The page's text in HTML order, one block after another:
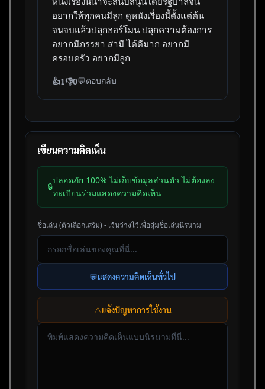
อยากให้ทุกคนมีลูก ดูหนังเรื่องนี้ตั้งแต่ต้น
จนจบแล้วปลุกฮอร์โมน ปลุกความต้องการ
อยากมีภรรยา สามี ได้ดีมาก อยากมี
ครอบครัว อยากมีลูก
👍1👎0💬ตอบกลับ
เขียนความคิดเห็น
🔒
ปลอดภัย 100% ไม่เก็บข้อมูลส่วนตัว ไม่ต้องลง
ทะเบียนร่วมแสดงความคิดเห็น
ชื่อเล่น (ตัวเลือกเสริม) - เว้นว่างไว้เพื่อสุ่มชื่อเล่นนิรนาม
💬แสดงความคิดเห็นทั่วไป
⚠️แจ้งปัญหาการใช้งาน